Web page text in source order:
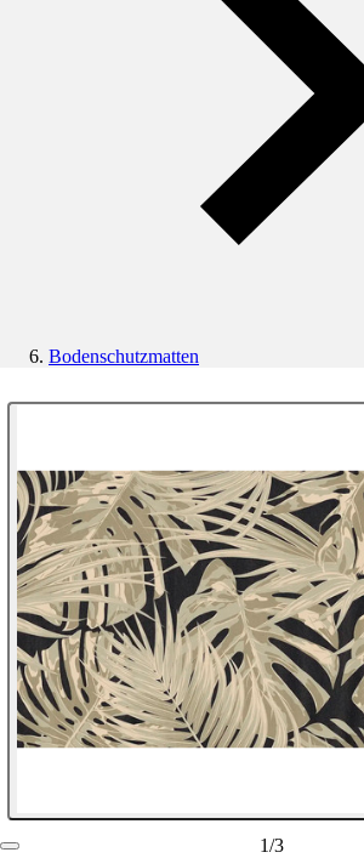
Bodenschutzmatten
1/3